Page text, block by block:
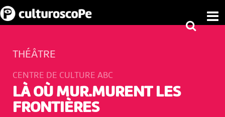
THÉÂTRE
CENTRE DE CULTURE ABC
LÀ OÙ MUR.MURENT LES
FRONTIÈRES